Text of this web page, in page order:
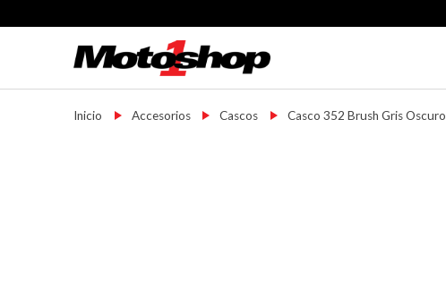
to
Motoshop Ezeiza
Motos y Accesorios
Inicio → Accesorios→ Cascos → Casco 352 Brush Gris Oscuro